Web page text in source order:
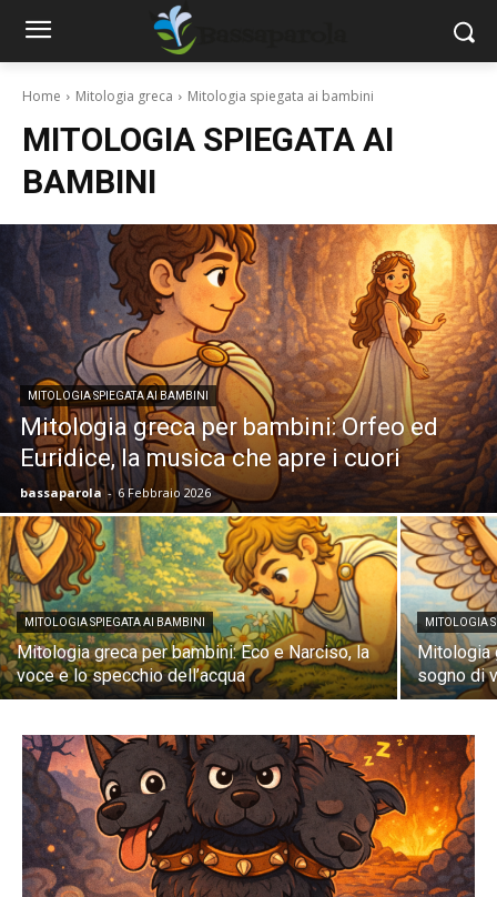
Home Mitologia greca Mitologia spiegata ai bambini
MITOLOGIA SPIEGATA AI
BAMBINI
MITOLOGIA SPIEGATA AI BAMBINI
Mitologia greca per bambini: Orfeo ed
Euridice, la musica che apre i cuori
bassaparola - 6 Febbraio 2026
MITOLOGIA SPIEGATA AI BAMBINI
Mitologia greca per bambini: Eco e Narciso, la
voce e lo specchio dell’acqua
MITOLOGIA
Mitologia
sogno di